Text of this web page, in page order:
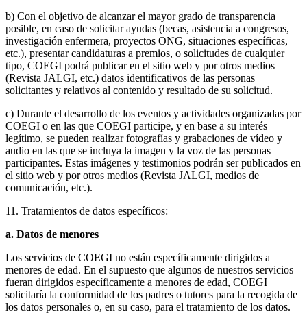
b) Con el objetivo de alcanzar el mayor grado de transparencia
posible, en caso de solicitar ayudas (becas, asistencia a congresos,
investigación enfermera, proyectos ONG, situaciones específicas,
etc.), presentar candidaturas a premios, o solicitudes de cualquier
tipo, COEGI podrá publicar en el sitio web y por otros medios
(Revista JALGI, etc.) datos identificativos de las personas
solicitantes y relativos al contenido y resultado de su solicitud.
c) Durante el desarrollo de los eventos y actividades organizadas por
COEGI o en las que COEGI participe, y en base a su interés
legítimo, se pueden realizar fotografías y grabaciones de vídeo y
audio en las que se incluya la imagen y la voz de las personas
participantes. Estas imágenes y testimonios podrán ser publicados en
el sitio web y por otros medios (Revista JALGI, medios de
comunicación, etc.).
11. Tratamientos de datos específicos:
a. Datos de menores
Los servicios de COEGI no están específicamente dirigidos a
menores de edad. En el supuesto que algunos de nuestros servicios
fueran dirigidos específicamente a menores de edad, COEGI
solicitaría la conformidad de los padres o tutores para la recogida de
los datos personales o, en su caso, para el tratamiento de los datos.